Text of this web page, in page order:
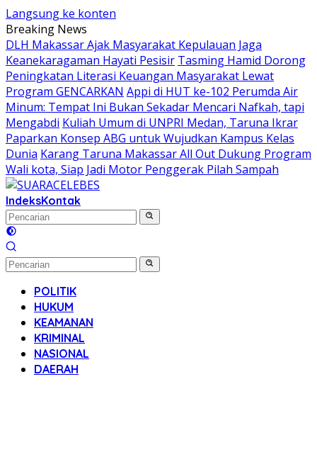
Langsung ke konten
Breaking News
DLH Makassar Ajak Masyarakat Kepulauan Jaga
Keanekaragaman Hayati Pesisir Tasming Hamid Dorong
Peningkatan Literasi Keuangan Masyarakat Lewat
Program GENCARKAN Appi di HUT ke-102 Perumda Air
Minum: Tempat Ini Bukan Sekadar Mencari Nafkah, tapi
Mengabdi Kuliah Umum di UNPRI Medan, Taruna Ikrar
Paparkan Konsep ABG untuk Wujudkan Kampus Kelas
Dunia Karang Taruna Makassar All Out Dukung Program
Wali kota, Siap Jadi Motor Penggerak Pilah Sampah
IndeksKontak
POLITIK
HUKUM
KEAMANAN
KRIMINAL
NASIONAL
DAERAH